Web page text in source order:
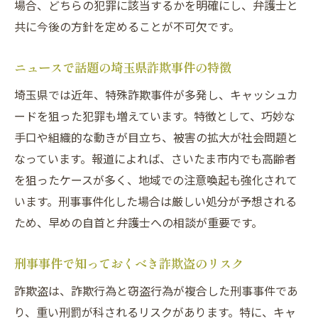
場合、どちらの犯罪に該当するかを明確にし、弁護士と
共に今後の方針を定めることが不可欠です。
ニュースで話題の埼玉県詐欺事件の特徴
埼玉県では近年、特殊詐欺事件が多発し、キャッシュカ
ードを狙った犯罪も増えています。特徴として、巧妙な
手口や組織的な動きが目立ち、被害の拡大が社会問題と
なっています。報道によれば、さいたま市内でも高齢者
を狙ったケースが多く、地域での注意喚起も強化されて
います。刑事事件化した場合は厳しい処分が予想される
ため、早めの自首と弁護士への相談が重要です。
刑事事件で知っておくべき詐欺盗のリスク
詐欺盗は、詐欺行為と窃盗行為が複合した刑事事件であ
り、重い刑罰が科されるリスクがあります。特に、キャ